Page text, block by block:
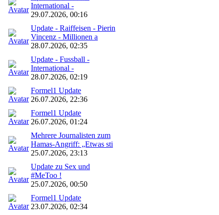
International -
29.07.2026, 00:16
Update - Raiffeisen - Pierin
Vincenz - Millionen a
28.07.2026, 02:35
Update - Fussball -
International -
28.07.2026, 02:19
Formel1 Update
26.07.2026, 22:36
Formel1 Update
26.07.2026, 01:24
Mehrere Journalisten zum
Hamas-Angriff: „Etwas sti
25.07.2026, 23:13
Update zu Sex und
#MeToo !
25.07.2026, 00:50
Formel1 Update
23.07.2026, 02:34